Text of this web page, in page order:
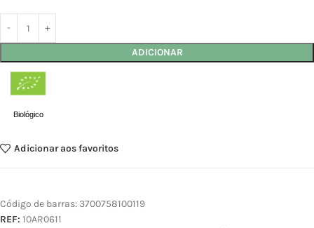
ADICIONAR
Biológico
Adicionar aos favoritos
Código de barras: 3700758100119
REF: 10AR0611